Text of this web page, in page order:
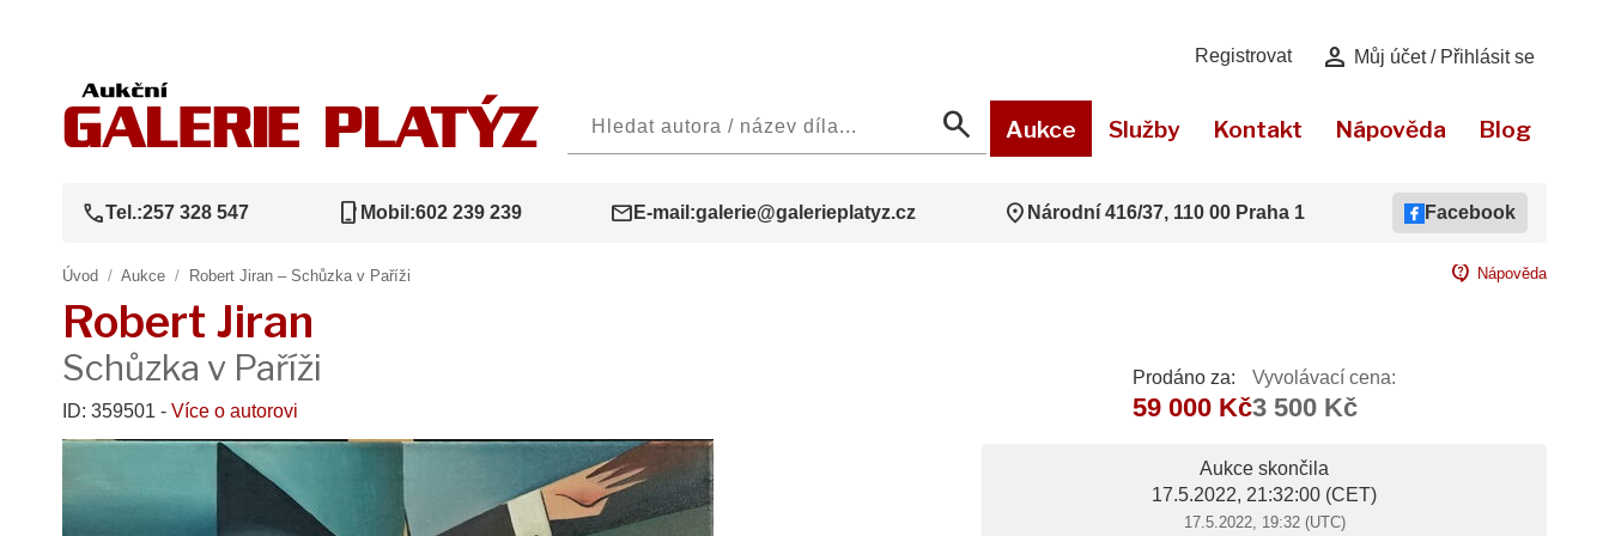
Registrovat person Můj účet / Přihlásit se
search Aukce Služby Kontakt Nápověda Blog
callTel.:257 328 547 phone_iphone Mobil:602 239 239 mail E-mail:galerie@galerieplatyz.cz location_on Národní 416/37, 110 00 Praha 1 Facebook
Úvod / Aukce / Robert Jiran – Schůzka v Paříži contact_support Nápověda
Robert Jiran
Schůzka v Paříži
ID: 359501 - Více o autorovi
Prodáno za:
59 000 Kč
Vyvolávací cena:
3 500 Kč
Aukce skončila
17.5.2022, 21:32:00 (CET)
17.5.2022, 19:32 (UTC)